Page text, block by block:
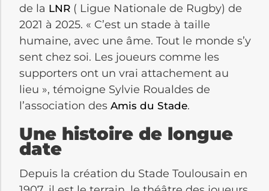
de la LNR ( Ligue Nationale de Rugby) de
2021 à 2025. « C’est un stade à taille
humaine, avec une âme. Tout le monde s’y
sent chez soi. Les joueurs comme les
supporters ont un vrai attachement au
lieu », témoigne Sylvie Roualdes de
l’association des Amis du Stade.
Une histoire de longue
date
Depuis la création du Stade Toulousain en